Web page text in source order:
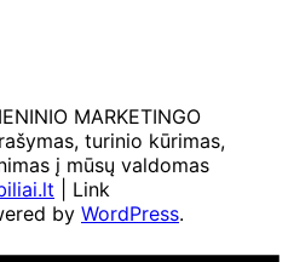
MARKETINGO
turinio kūrimas,
į mūsų valdomas
| Link
by WordPress.